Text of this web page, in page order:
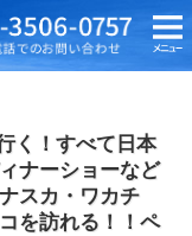
く！すべて日本
ナーショーなど
スカ・ワカチ
を訪れる！！ペ